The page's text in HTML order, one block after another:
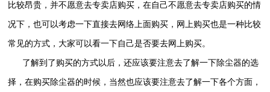
比较昂贵，并不愿意去专卖店购买，在自己不愿意去专卖店购买的情
况下，也可以考虑一下直接去网络上面购买，网上购买也是一种比较
常见的方式，大家可以看一下自己是否要去网上购买。
了解到了购买的方式以后，还应该要注意去了解一下除尘器的选
择，在购买除尘器的时候，当然也应该要注意去了解一下各个方面，